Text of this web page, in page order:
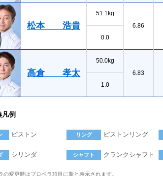
松本 浩貴
51.1kg
6.86
0.0
高倉 孝太
50.0kg
6.83
1.0
例
ピストン リング ピストンリング
シリンダ シャフト クランクシャフト
の変更時はプロペラ項目に新と表示されます。